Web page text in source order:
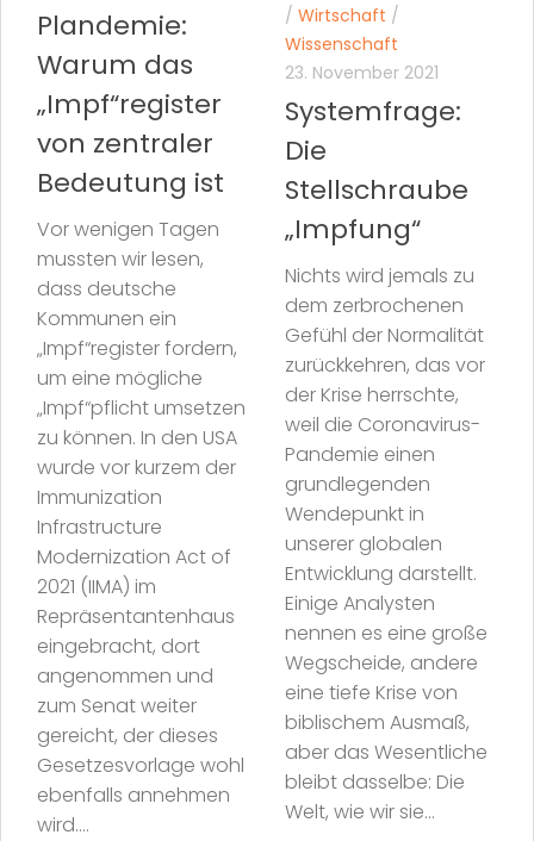
Plandemie:
Warum das
„Impf“register
von zentraler
Bedeutung ist
Vor wenigen Tagen
mussten wir lesen,
dass deutsche
Kommunen ein
„Impf“register fordern,
um eine mögliche
„Impf“pflicht umsetzen
zu können. In den USA
wurde vor kurzem der
Immunization
Infrastructure
Modernization Act of
2021 (IIMA) im
Repräsentantenhaus
eingebracht, dort
angenommen und
zum Senat weiter
gereicht, der dieses
Gesetzesvorlage wohl
ebenfalls annehmen
wird....
/ Wirtschaft /
Wissenschaft
23. November 2021
Systemfrage:
Die
Stellschraube
„Impfung“
Nichts wird jemals zu
dem zerbrochenen
Gefühl der Normalität
zurückkehren, das vor
der Krise herrschte,
weil die Coronavirus-
Pandemie einen
grundlegenden
Wendepunkt in
unserer globalen
Entwicklung darstellt.
Einige Analysten
nennen es eine große
Wegscheide, andere
eine tiefe Krise von
biblischem Ausmaß,
aber das Wesentliche
bleibt dasselbe: Die
Welt, wie wir sie...